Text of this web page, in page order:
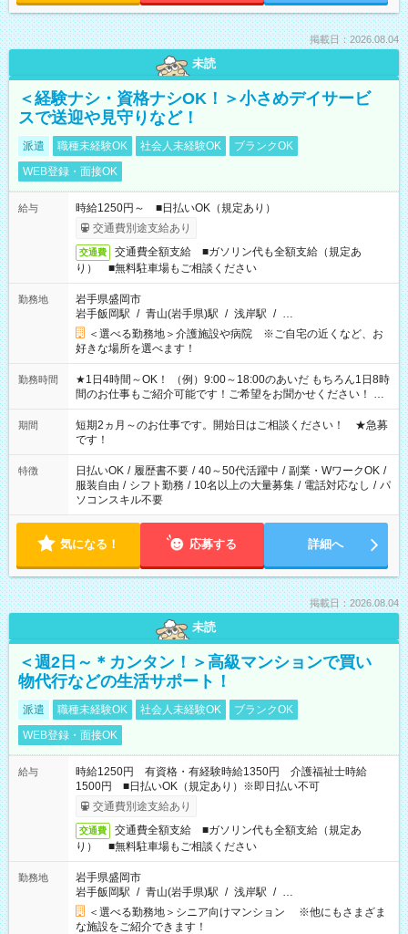
掲載日：2026.08.04
未読
＜経験ナシ・資格ナシOK！＞小さめデイサービ
スで送迎や見守りなど！
派遣 職種未経験OK 社会人未経験OK
ブランクOK
WEB登録・面接OK
給与
時給1250円～ ■日払いOK（規定あり）
交通費別途支給あり
交通費
交通費全額支給 ■ガソリン代も全額支給（規定あ
り） ■無料駐車場もご相談ください
勤務地
岩手県盛岡市
岩手飯岡駅 / 青山(岩手県)駅 / 浅岸駅 / …
＜選べる勤務地＞介護施設や病院 ※ご自宅の近くなど、お
好きな場所を選べます！
勤務時間
★1日4時間～OK！ （例）9:00～18:00のあいだ もちろん1日8時
間のお仕事もご紹介可能です！ご希望をお聞かせください！ ★
家庭の都合でお休みが必要な場合も遠慮なくご相談ください。
※週最低15時間以上の勤務が必要です
期間
短期2ヵ月～のお仕事です。開始日はご相談ください！ ★急募
です！
特徴 日払いOK / 履歴書不要 / 40～50代活躍中 / 副業・WワークOK /
服装自由 / シフト勤務 / 10名以上の大量募集 / 電話対応なし / パ
ソコンスキル不要
気になる！ 応募する 詳細へ
掲載日：2026.08.04
未読
＜週2日～＊カンタン！＞高級マンションで買い
物代行などの生活サポート！
派遣 職種未経験OK 社会人未経験OK
ブランクOK
WEB登録・面接OK
給与
時給1250円 有資格・有経験時給1350円 介護福祉士時給
1500円 ■日払いOK（規定あり）※即日払い不可
交通費別途支給あり
交通費
交通費全額支給 ■ガソリン代も全額支給（規定あ
り） ■無料駐車場もご相談ください
勤務地
岩手県盛岡市
岩手飯岡駅 / 青山(岩手県)駅 / 浅岸駅 / …
＜選べる勤務地＞シニア向けマンション ※他にもさまざま
な施設をご紹介できます！